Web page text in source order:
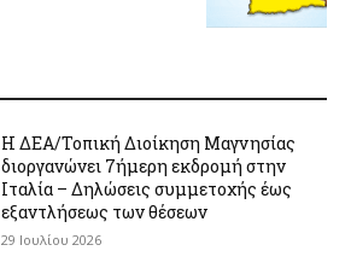
Η ΔΕΑ/Τοπική Διοίκηση Μαγνησίας
διοργανώνει 7ήμερη εκδρομή στην
Ιταλία – Δηλώσεις συμμετοχής έως
εξαντλήσεως των θέσεων
29 Ιουλίου 2026